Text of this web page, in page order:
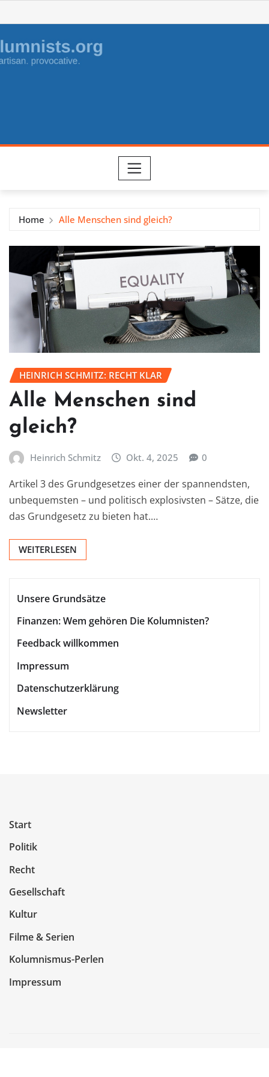
to
content
Home Alle Menschen sind gleich?
HEINRICH SCHMITZ: RECHT KLAR
Alle Menschen sind
gleich?
Heinrich Schmitz Okt. 4, 2025 0
Artikel 3 des Grundgesetzes einer der spannendsten,
unbequemsten – und politisch explosivsten – Sätze, die
das Grundgesetz zu bieten hat.…
WEITERLESEN
Unsere Grundsätze
Finanzen: Wem gehören Die Kolumnisten?
Feedback willkommen
Impressum
Datenschutzerklärung
Newsletter
Start
Politik
Recht
Gesellschaft
Kultur
Filme & Serien
Kolumnismus-Perlen
Impressum